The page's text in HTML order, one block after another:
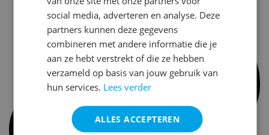
social media, adverteren en analyse. Deze
partners kunnen deze gegevens
combineren met andere informatie die je
aan ze hebt verstrekt of die ze hebben
verzameld op basis van jouw gebruik van
hun services. Lees verder
ALLES ACCEPTEREN